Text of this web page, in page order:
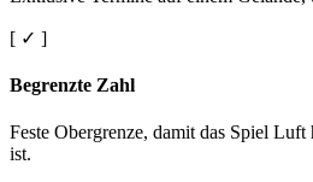
[ ✓ ]
Begrenzte Zahl
Feste Obergrenze, damit das Spiel
ist.